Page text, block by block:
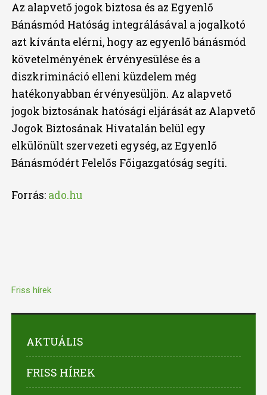
Az alapvető jogok biztosa és az Egyenlő
Bánásmód Hatóság integrálásával a jogalkotó
azt kívánta elérni, hogy az egyenlő bánásmód
követelményének érvényesülése és a
diszkrimináció elleni küzdelem még
hatékonyabban érvényesüljön. Az alapvető
jogok biztosának hatósági eljárását az Alapvető
Jogok Biztosának Hivatalán belül egy
elkülönült szervezeti egység, az Egyenlő
Bánásmódért Felelős Főigazgatóság segíti.
Forrás: ado.hu
Friss hírek
AKTUÁLIS
FRISS HÍREK